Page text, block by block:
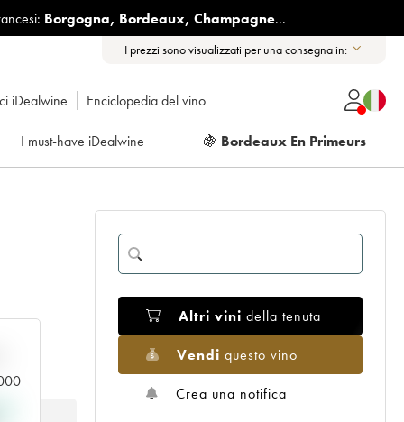
Borgogna, Bordeaux, Champagne...
I prezzi sono visualizzati per una consegna in:
iDealwine Enciclopedia del vino
I must-have iDealwine 🍇 Bordeaux En Primeurs
Altri vini della tenuta
Vendi questo vino
Crea una notifica